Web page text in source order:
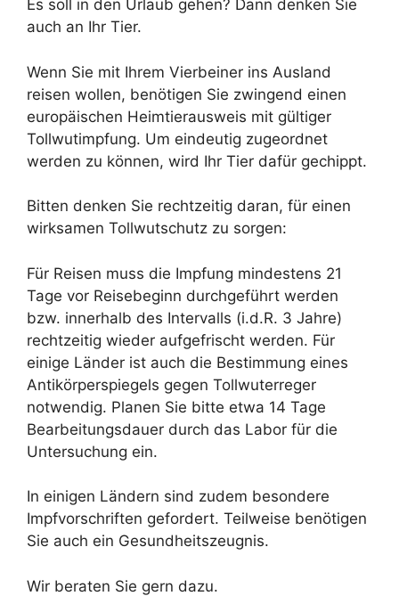
Es soll in den Urlaub gehen? Dann denken Sie
auch an Ihr Tier.
Wenn Sie mit Ihrem Vierbeiner ins Ausland
reisen wollen, benötigen Sie zwingend einen
europäischen Heimtierausweis mit gültiger
Tollwutimpfung. Um eindeutig zugeordnet
werden zu können, wird Ihr Tier dafür gechippt.
Bitten denken Sie rechtzeitig daran, für einen
wirksamen Tollwutschutz zu sorgen:
Für Reisen muss die Impfung mindestens 21
Tage vor Reisebeginn durchgeführt werden
bzw. innerhalb des Intervalls (i.d.R. 3 Jahre)
rechtzeitig wieder aufgefrischt werden. Für
einige Länder ist auch die Bestimmung eines
Antikörperspiegels gegen Tollwuterreger
notwendig. Planen Sie bitte etwa 14 Tage
Bearbeitungsdauer durch das Labor für die
Untersuchung ein.
In einigen Ländern sind zudem besondere
Impfvorschriften gefordert. Teilweise benötigen
Sie auch ein Gesundheitszeugnis.
Wir beraten Sie gern dazu.